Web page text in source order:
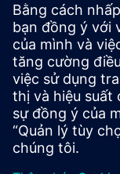
Bộ đôi kỹ thuật số
các đường định
để mô hình hóa
thực, dự đoán các
ư...
Tìm hiểu thêm